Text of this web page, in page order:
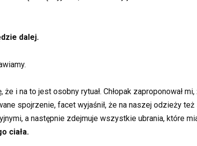
dalej.
i na to jest osobny rytuał. Chłopak zaproponował mi,
spojrzenie, facet wyjaśnił, że na naszej odzieży też
a następnie zdejmuje wszystkie ubrania, które
ciała.